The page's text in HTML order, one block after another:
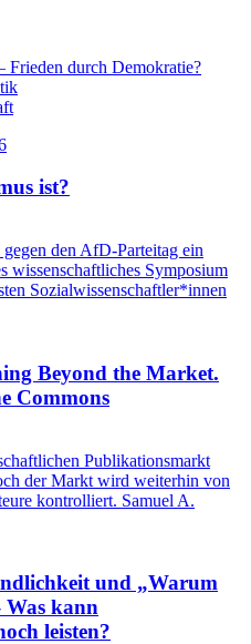
Frieden durch Demokratie?
ist?
den AfD-Parteitag ein
wissenschaftliches Symposium
Sozialwissenschaftler*innen
Beyond the Market.
Commons
Publikationsmarkt
der Markt wird weiterhin von
kontrolliert. Samuel A.
und „Warum
kann
leisten?